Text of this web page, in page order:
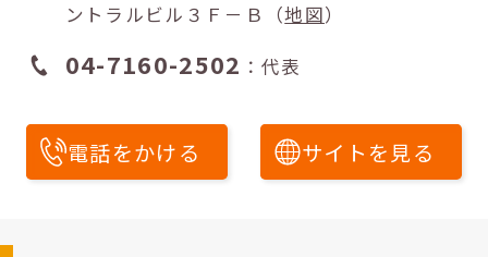
ントラルビル３Ｆ－Ｂ（地図）
04-7160-2502 ：代表
電話をかける サイトを見る